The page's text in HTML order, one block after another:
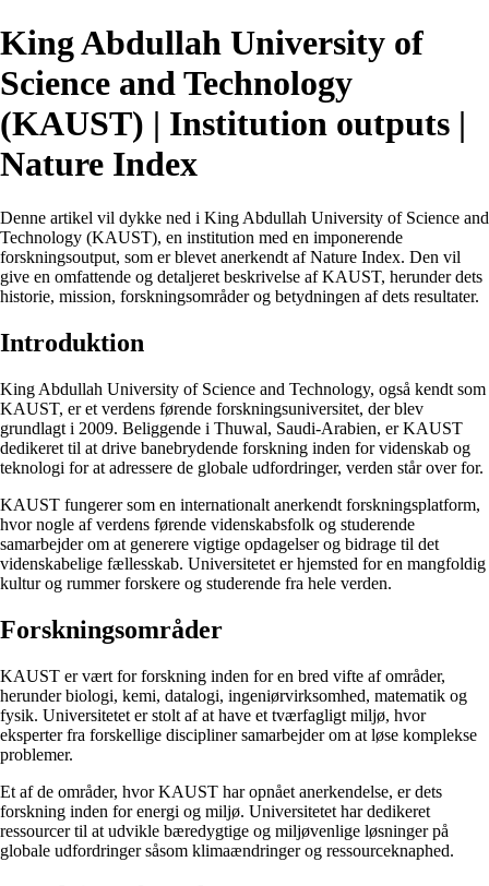
King Abdullah University of
Science and Technology
(KAUST) | Institution outputs |
Nature Index
Denne artikel vil dykke ned i King Abdullah University of Science and
Technology (KAUST), en institution med en imponerende
forskningsoutput, som er blevet anerkendt af Nature Index. Den vil
give en omfattende og detaljeret beskrivelse af KAUST, herunder dets
historie, mission, forskningsområder og betydningen af dets resultater.
Introduktion
King Abdullah University of Science and Technology, også kendt som
KAUST, er et verdens førende forskningsuniversitet, der blev
grundlagt i 2009. Beliggende i Thuwal, Saudi-Arabien, er KAUST
dedikeret til at drive banebrydende forskning inden for videnskab og
teknologi for at adressere de globale udfordringer, verden står over for.
KAUST fungerer som en internationalt anerkendt forskningsplatform,
hvor nogle af verdens førende videnskabsfolk og studerende
samarbejder om at generere vigtige opdagelser og bidrage til det
videnskabelige fællesskab. Universitetet er hjemsted for en mangfoldig
kultur og rummer forskere og studerende fra hele verden.
Forskningsområder
KAUST er vært for forskning inden for en bred vifte af områder,
herunder biologi, kemi, datalogi, ingeniørvirksomhed, matematik og
fysik. Universitetet er stolt af at have et tværfagligt miljø, hvor
eksperter fra forskellige discipliner samarbejder om at løse komplekse
problemer.
Et af de områder, hvor KAUST har opnået anerkendelse, er dets
forskning inden for energi og miljø. Universitetet har dedikeret
ressourcer til at udvikle bæredygtige og miljøvenlige løsninger på
globale udfordringer såsom klimaændringer og ressourceknaphed.